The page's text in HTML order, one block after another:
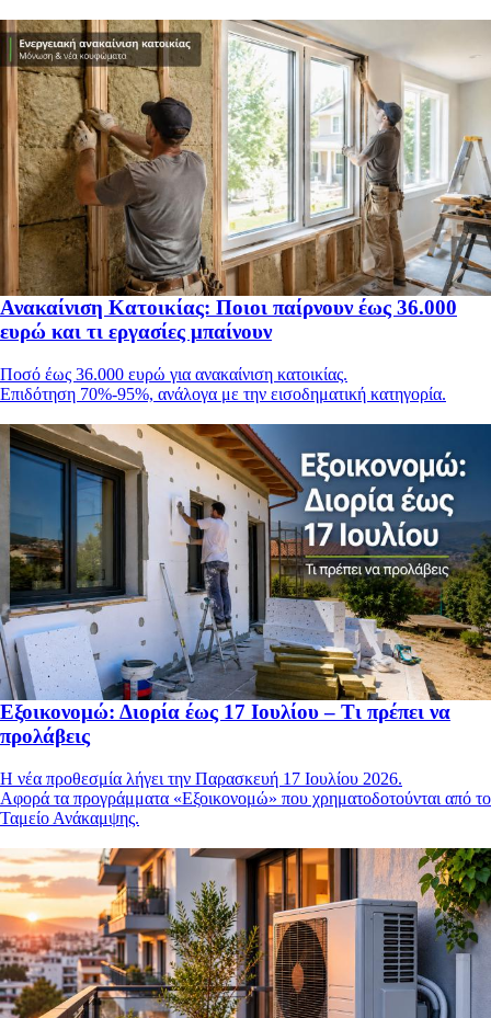
Ανακαίνιση Κατοικίας: Ποιοι παίρνουν έως 36.000
ευρώ και τι εργασίες μπαίνουν
Ποσό έως 36.000 ευρώ για ανακαίνιση κατοικίας.
Επιδότηση 70%-95%, ανάλογα με την εισοδηματική κατηγορία.
Εξοικονομώ: Διορία έως 17 Ιουλίου – Τι πρέπει να
προλάβεις
Η νέα προθεσμία λήγει την Παρασκευή 17 Ιουλίου 2026.
Αφορά τα προγράμματα «Εξοικονομώ» που χρηματοδοτούνται από το
Ταμείο Ανάκαμψης.